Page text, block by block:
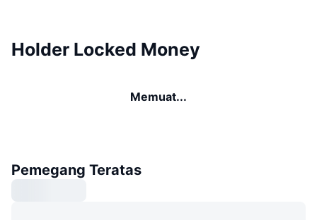
Holder Locked Money
Memuat...
Pemegang Teratas